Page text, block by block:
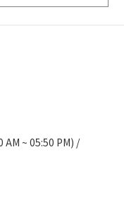
~ 05:50 PM) /